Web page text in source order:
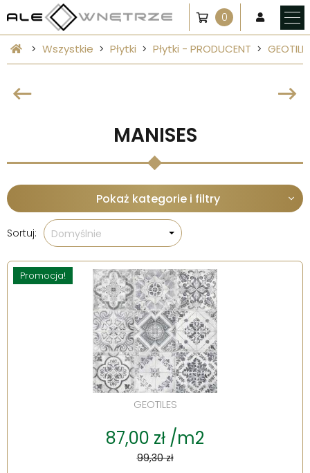
0
Wszystkie Płytki Płytki - PRODUCENT
MANISES
Pokaż kategorie i filtry
Sortuj: Domyślnie
Promocja!
GEOTILES
87,00 zł /m2
99,30 zł